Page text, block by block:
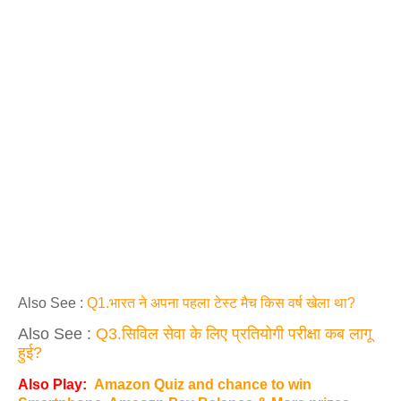
Also See : Q1.भारत ने अपना पहला टेस्‍ट मैच किस वर्ष खेला था?
Also See : Q3.सिविल सेवा के लिए प्रतियोगी परीक्षा कब लागू
हुई?
Also Play: Amazon Quiz and chance to win